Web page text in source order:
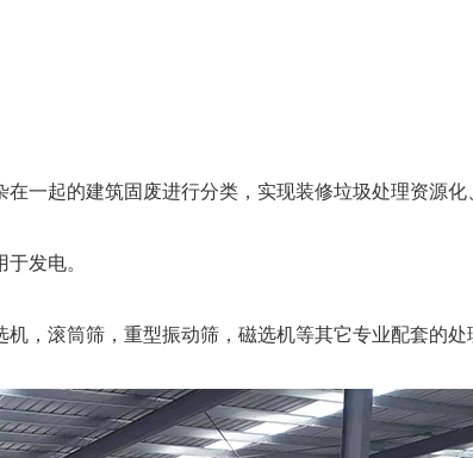
一起的建筑固废进行分类，实现装修垃圾处理资源化
发电。
，滚筒筛，重型振动筛，磁选机等其它专业配套的处